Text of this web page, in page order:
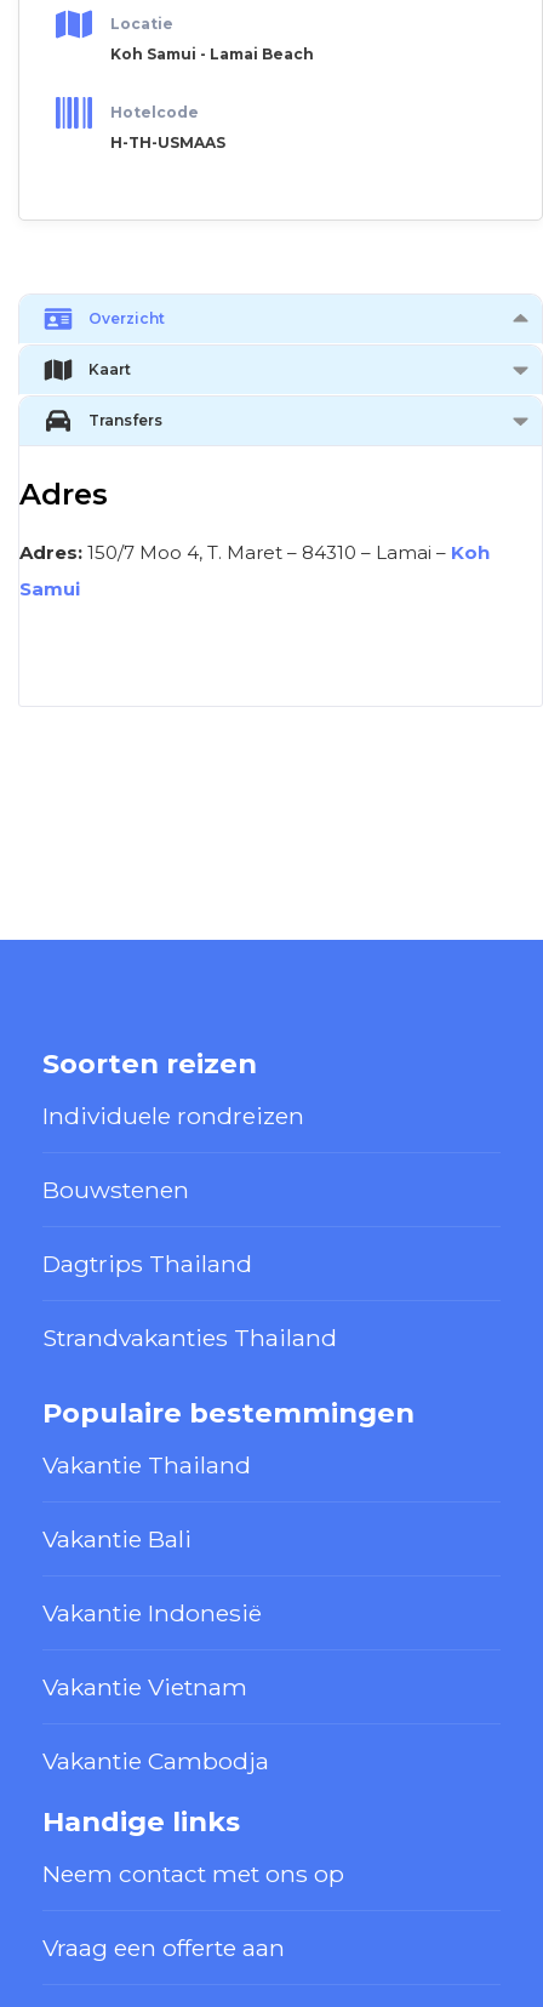
Locatie
Koh Samui - Lamai Beach
Hotelcode
H-TH-USMAAS
Overzicht
Kaart
Transfers
Adres
Adres: 150/7 Moo 4, T. Maret – 84310 – Lamai – Koh
Samui
Soorten reizen
Individuele rondreizen
Bouwstenen
Dagtrips Thailand
Strandvakanties Thailand
Populaire bestemmingen
Vakantie Thailand
Vakantie Bali
Vakantie Indonesië
Vakantie Vietnam
Vakantie Cambodja
Handige links
Neem contact met ons op
Vraag een offerte aan